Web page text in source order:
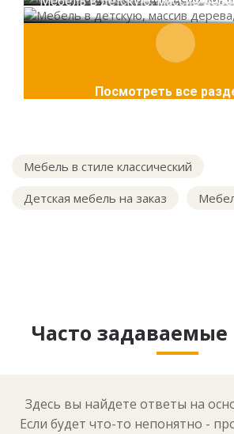
Посмотреть все
Мебель в стиле классический
Детская мебель на заказ
Часто задаваемые
Здесь вы найдете ответы на
Если будет что-то непонятно -